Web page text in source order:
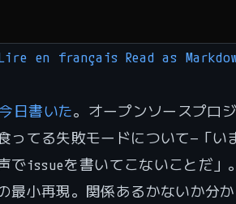
en français Read as
日書いた。オープンソースプロ
ってる失敗モードについて—「い
でissueを書いてこないことだ」
最小再現。関係あるかないか分